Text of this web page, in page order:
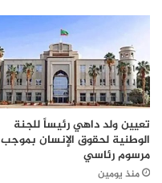
تعيين ولد داهي رئيساً للجنة
الوطنية لحقوق الإنسان بموجب
مرسوم رئاسي
منذ يومين